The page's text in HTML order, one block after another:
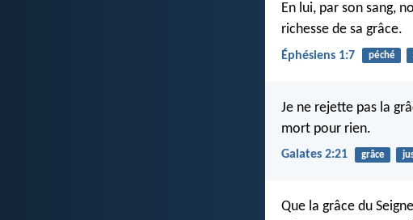
En lui, par son sang,
richesse de sa grâce.
Éphésiens 1:7 péché
Je ne rejette pas la
mort pour rien.
Galates 2:21 grâce
Que la grâce du